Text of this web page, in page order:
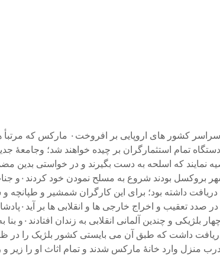
است۰» و انقلاب « زیبای » ۲۲ فوریه
نمایند که اسلحه به دست بگیرند و در خواستی بدین
بلند آواز
پناهنده
کارگران را
وارد خانهٔ مارکس شدند و تمام اثاث او را زیر و